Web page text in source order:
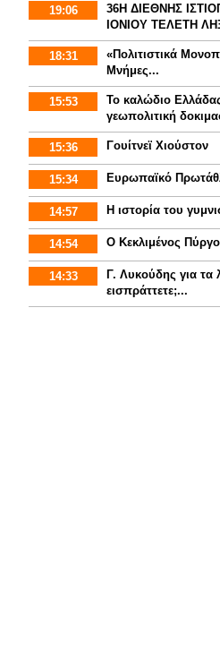
19:06
36Η ΔΙΕΘΝΗΣ
ΙΟΝΙΟΥ ΤΕΛΕΤΗ
18:31
«Πολιτιστικά
Μνήμες...
15:53
Το καλώδιο
γεωπολιτική
15:36 Γουίτνεϊ Χιούστον
15:34 Ευρωπαϊκό
14:57 Η ιστορία του
14:54 Ο Κεκλιμένος
14:33
Γ. Λυκούδης για τα
εισπράττετε;...